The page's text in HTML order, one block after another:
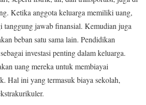
Ketika anggota keluarga memiliki uang,
tanggung jawab finansial. Kemudian juga
beban satu sama lain. Pendidikan
investasi penting dalam keluarga.
uang mereka untuk membiayai
Hal ini yang termasuk biaya sekolah,